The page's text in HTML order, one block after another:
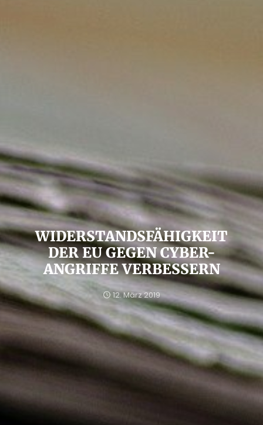
WIDERSTANDSFÄHIGKEIT
DER EU GEGEN CYBER-
ANGRIFFE VERBESSERN
12. März 2019